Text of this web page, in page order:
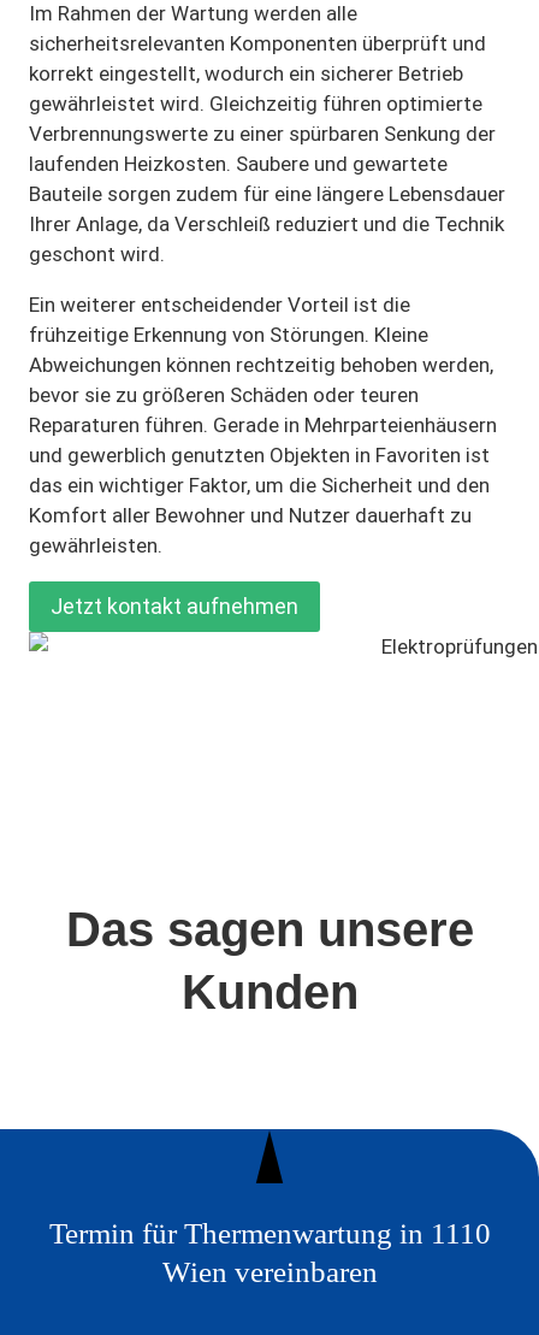
Im Rahmen der Wartung werden alle
sicherheitsrelevanten Komponenten überprüft und
korrekt eingestellt, wodurch ein sicherer Betrieb
gewährleistet wird. Gleichzeitig führen optimierte
Verbrennungswerte zu einer spürbaren Senkung der
laufenden Heizkosten. Saubere und gewartete
Bauteile sorgen zudem für eine längere Lebensdauer
Ihrer Anlage, da Verschleiß reduziert und die Technik
geschont wird.
Ein weiterer entscheidender Vorteil ist die
frühzeitige Erkennung von Störungen. Kleine
Abweichungen können rechtzeitig behoben werden,
bevor sie zu größeren Schäden oder teuren
Reparaturen führen. Gerade in Mehrparteienhäusern
und gewerblich genutzten Objekten in Favoriten ist
das ein wichtiger Faktor, um die Sicherheit und den
Komfort aller Bewohner und Nutzer dauerhaft zu
gewährleisten.
Jetzt kontakt aufnehmen
Das sagen unsere
Kunden
Termin für Thermenwartung in 1110
Wien vereinbaren